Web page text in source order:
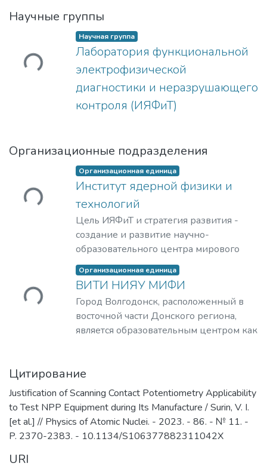
Научные группы
Научная группа
Лаборатория функциональной
электрофизической
диагностики и неразрушающего
контроля (ИЯФиТ)
Организационные подразделения
Организационная единица
Институт ядерной физики и
технологий
Цель ИЯФиТ и стратегия развития -
создание и развитие научно-
образовательного центра мирового
уровня в области ядерной физики и
технологий, радиационного
материаловедения, физики
элементарных частиц, астрофизики и
космофизики.
Организационная единица
ВИТИ НИЯУ МИФИ
Город Волгодонск, расположенный в
восточной части Донского региона,
является образовательным центром как
уникальным, претендуя на звание
«Атомград XXI века». На его
территории располагаются
предприятия четырех дивизионов ГК
«Росатом»: электроэнергетического
Цитирование
Justification of Scanning Contact Potentiometry Applicability
to Test NPP Equipment during Its Manufacture / Surin, V. I.
[et al.] // Physics of Atomic Nuclei. - 2023. - 86. - № 11. -
P. 2370-2383. - 10.1134/S106377882311042X
URI